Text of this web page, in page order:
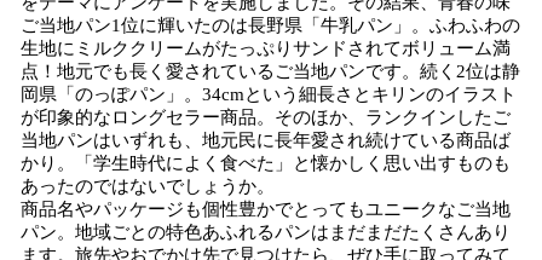
ご当地パン1位に輝いたのは長野県「牛乳パン」。ふわふわの
生地にミルククリームがたっぷりサンドされてボリューム満
点！地元でも長く愛されているご当地パンです。続く2位は静
岡県「のっぽパン」。34cmという細長さとキリンのイラスト
が印象的なロングセラー商品。そのほか、ランクインしたご
当地パンはいずれも、地元民に長年愛され続けている商品ば
かり。「学生時代によく食べた」と懐かしく思い出すものも
あったのではないでしょうか。
商品名やパッケージも個性豊かでとってもユニークなご当地
パン。地域ごとの特色あふれるパンはまだまだたくさんあり
ます。旅先やおでかけ先で見つけたら、ぜひ手に取ってみて